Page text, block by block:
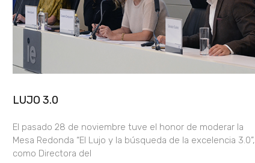
LUJO 3.0
El pasado 28 de noviembre tuve el honor de moderar la
Mesa Redonda “El Lujo y la búsqueda de la excelencia 3.0”,
como Directora del